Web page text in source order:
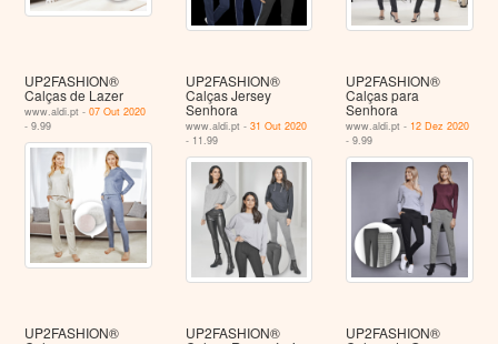
UP2FASHION®
Calças de Lazer
www.aldi.pt -07 Out 2020
- 9.99
UP2FASHION®
Calças Jersey
Senhora
www.aldi.pt - 31 Out 2020
- 11.99
UP2FASHION®
Calças para
Senhora
www.aldi.pt - 12 Dez 2020
- 9.99
UP2FASHION® UP2FASHION® UP2FASHION®